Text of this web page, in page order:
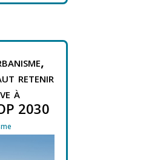
retenir
à
2030